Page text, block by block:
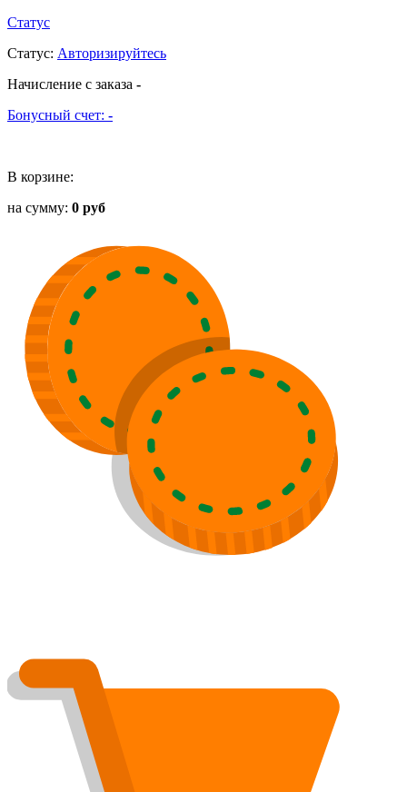
Статус
Статус: Авторизируйтесь
Начисление с заказа -
Бонусный счет: -
В корзине:
на сумму: 0 руб